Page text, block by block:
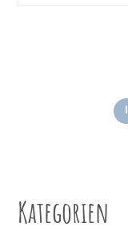
Kategorien